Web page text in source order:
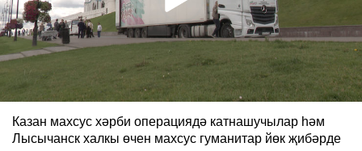
Казан махсус хәрби операциядә катнашучылар һәм
Лысычанск халкы өчен махсус гуманитар йөк җибәрде